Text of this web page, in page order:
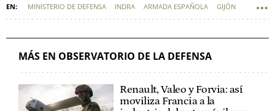
MINISTERIO DE DEFENSA INDRA ARMADA ESPAÑOLA GIJÓN
INFANTERÍA DE MARINA
MÁS EN OBSERVATORIO DE LA DEFENSA
Renault, Valeo y Forvia: así
moviliza Francia a la